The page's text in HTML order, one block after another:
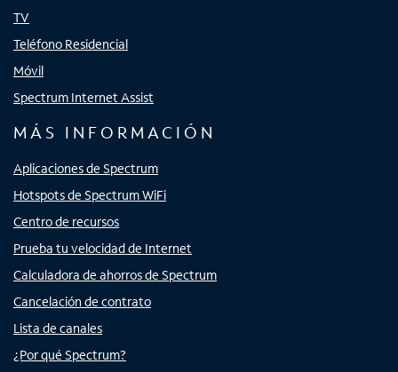
TV
Teléfono Residencial
Móvil
Spectrum Internet Assist
MÁS INFORMACIÓN
Aplicaciones de Spectrum
Hotspots de Spectrum WiFi
Centro de recursos
Prueba tu velocidad de Internet
Calculadora de ahorros de Spectrum
Cancelación de contrato
Lista de canales
¿Por qué Spectrum?